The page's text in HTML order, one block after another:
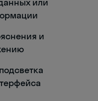
или
и